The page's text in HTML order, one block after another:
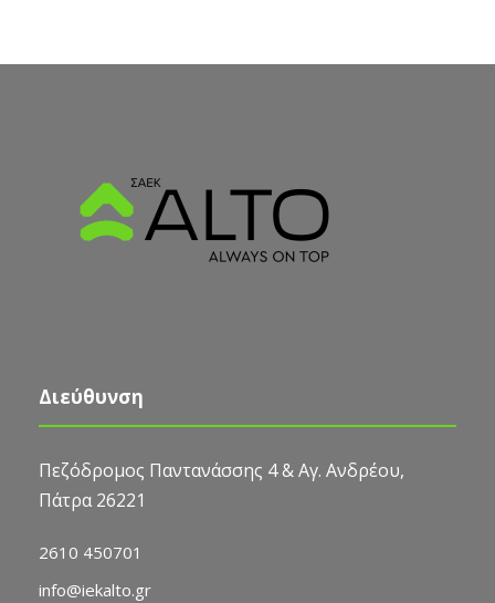
Διεύθυνση
Πεζόδρομος Παντανάσσης 4 & Αγ. Ανδρέου,
Πάτρα 26221
2610 450701
info@iekalto.gr